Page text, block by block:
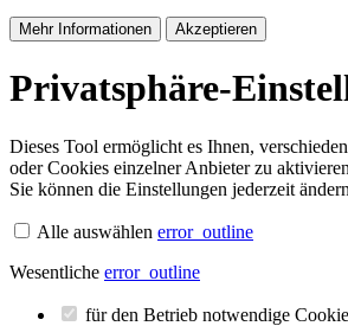
Mehr Informationen Akzeptieren
Privatsphäre-
Dieses Tool ermöglicht es Ihnen,
oder Cookies einzelner Anbieter zu
Sie können die Einstellungen jederzeit
Alle auswählen error_outline
Wesentliche error_outline
für den Betrieb notwendige